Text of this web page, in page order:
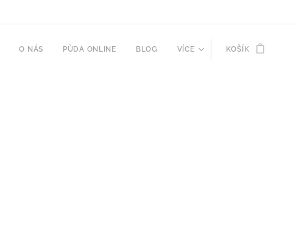
O NÁS PŮDA ONLINE BLOG VÍCE KOŠÍK